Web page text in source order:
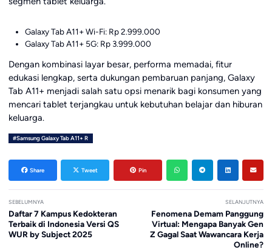
Galaxy Tab A11+ Wi-Fi: Rp 2.999.000
Galaxy Tab A11+ 5G: Rp 3.999.000
Dengan kombinasi layar besar, performa memadai, fitur
edukasi lengkap, serta dukungan pembaruan panjang, Galaxy
Tab A11+ menjadi salah satu opsi menarik bagi konsumen yang
mencari tablet terjangkau untuk kebutuhan belajar dan hiburan
keluarga.
#Samsung Galaxy Tab A11+ R
Share Tweet Pin
SEBELUMNYA
Daftar 7 Kampus Kedokteran
Terbaik di Indonesia Versi QS
WUR by Subject 2025
SELANJUTNYA
Fenomena Demam Panggung
Virtual: Mengapa Banyak Gen
Z Gagal Saat Wawancara Kerja
Online?